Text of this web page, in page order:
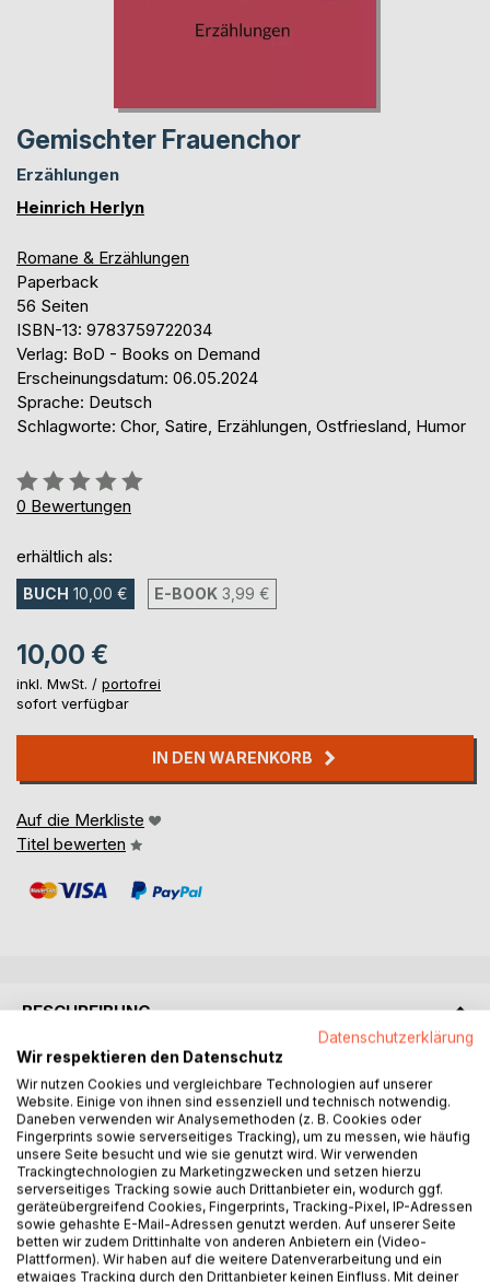
Gemischter Frauenchor
Erzählungen
Heinrich Herlyn
Romane & Erzählungen
Paperback
56 Seiten
ISBN-13: 9783759722034
Verlag: BoD - Books on Demand
Erscheinungsdatum: 06.05.2024
Sprache: Deutsch
Schlagworte: Chor, Satire, Erzählungen, Ostfriesland, Humor
Bewertung::
0%
0 Bewertungen
erhältlich als:
BUCH 10,00 € E-BOOK 3,99 €
10,00 €
inkl. MwSt. / portofrei
sofort verfügbar
IN DEN WARENKORB
Auf die Merkliste
Titel bewerten
BESCHREIBUNG
Wer wissen möchte, wie es dazu kam, dass der Autor zu
einem Auftritt im Fernsehen eingeladen wurde und dann
dafür während der Sendung kritisiert wurde, wer neugierig
darauf ist, wie er den Tag verlebte, an dem Lena Meyer-
Landrut den ESC für Deutschland gewann, wer sich immer
schon gefragt hat, was in der Toilettenanlage der
Hamburger Elphi so passiert, oder erfahren möchte, wie
eine Thermomix-Party der Firma Vorwerk für einen Mann
abläuft, der wird mit Vergnügen die pointierten Erlebnis-
Datenschutzerklärung
Wir respektieren den Datenschutz
Wir nutzen Cookies und vergleichbare Technologien auf unserer
Website. Einige von ihnen sind essenziell und technisch notwendig.
Daneben verwenden wir Analysemethoden (z. B. Cookies oder
Fingerprints sowie serverseitiges Tracking), um zu messen, wie häufig
unsere Seite besucht und wie sie genutzt wird. Wir verwenden
Trackingtechnologien zu Marketingzwecken und setzen hierzu
serverseitiges Tracking sowie auch Drittanbieter ein, wodurch ggf.
geräteübergreifend Cookies, Fingerprints, Tracking-Pixel, IP-Adressen
sowie gehashte E-Mail-Adressen genutzt werden. Auf unserer Seite
betten wir zudem Drittinhalte von anderen Anbietern ein (Video-
Plattformen). Wir haben auf die weitere Datenverarbeitung und ein
etwaiges Tracking durch den Drittanbieter keinen Einfluss. Mit deiner